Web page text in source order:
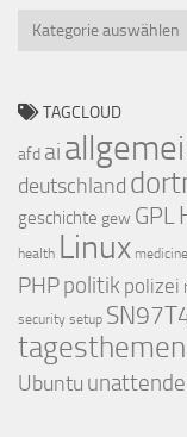
TAGCLOUD
afd ai
deutschland
geschichte gew GPL
health Linux medicine
PHPpolitik polizei
security setup
tagesthemen
Ubuntu